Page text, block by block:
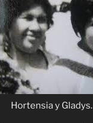
Hortensia y Gladys.